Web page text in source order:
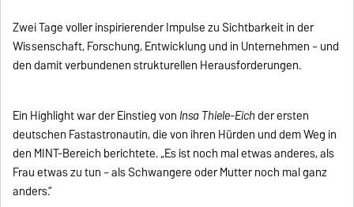
Zwei Tage voller inspirierender Impulse zu Sichtbarkeit in der
Wissenschaft, Forschung, Entwicklung und in Unternehmen – und
den damit verbundenen strukturellen Herausforderungen.
Ein Highlight war der Einstieg von Insa Thiele-Eichder ersten
deutschen Fastastronautin, die von ihren Hürden und dem Weg in
den MINT-Bereich berichtete. „Es ist noch mal etwas anderes, als
Frau etwas zu tun – als Schwangere oder Mutter noch mal ganz
anders.“